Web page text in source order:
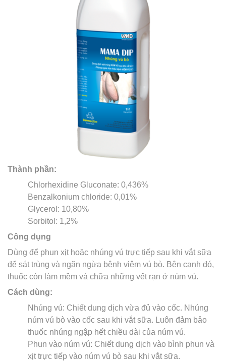
Thành phần:
Chlorhexidine Gluconate: 0,436%
Benzalkonium chloride: 0,01%
Glycerol: 10,80%
Sorbitol: 1,2%
Công dụng
Dùng để phun xịt hoặc nhúng vú trực tiếp sau khi vắt sữa
để sát trùng và ngăn ngừa bệnh viêm vú bò. Bên cạnh đó,
thuốc còn làm mềm và chữa những vết rạn ở núm vú.
Cách dùng:
Nhúng vú: Chiết dung dịch vừa đủ vào cốc. Nhúng
núm vú bò vào cốc sau khi vắt sữa. Luôn đảm bảo
thuốc nhúng ngập hết chiều dài của núm vú.
Phun vào núm vú: Chiết dung dịch vào bình phun và
xịt trực tiếp vào núm vú bò sau khi vắt sữa.